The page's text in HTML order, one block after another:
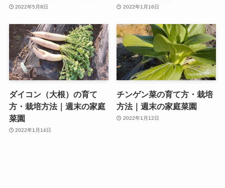
2022年5月8日 2022年1月16日
ダイコン（大根）の育て
方・栽培方法｜週末の家庭
菜園
2022年1月14日
チンゲン菜の育て方・栽培
方法｜週末の家庭菜園
2022年1月12日